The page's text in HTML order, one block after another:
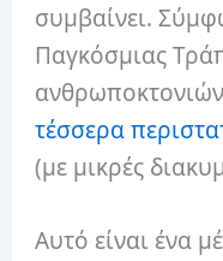
συμβαίνει.
Παγκόσμιας
τέσσερα
(με μικρές
Αυτό είναι ένα